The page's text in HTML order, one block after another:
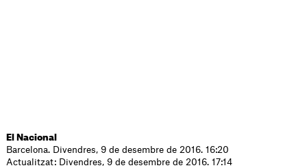
El Nacional
Barcelona. Divendres, 9 de desembre de 2016. 16:20
Actualitzat: Divendres, 9 de desembre de 2016. 17:14